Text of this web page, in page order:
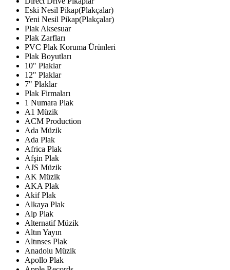
Eski Nesil Pikap(Plakçalar)
Yeni Nesil Pikap(Plakçalar)
Plak Aksesuar
Plak Zarfları
PVC Plak Koruma Ürünleri
Plak Boyutları
10" Plaklar
12" Plaklar
7" Plaklar
Plak Firmaları
1 Numara Plak
A1 Müzik
ACM Production
Ada Müzik
Ada Plak
Africa Plak
Afşin Plak
AJS Müzik
AK Müzik
AKA Plak
Akif Plak
Alkaya Plak
Alp Plak
Alternatif Müzik
Altın Yayın
Altınses Plak
Anadolu Müzik
Apollo Plak